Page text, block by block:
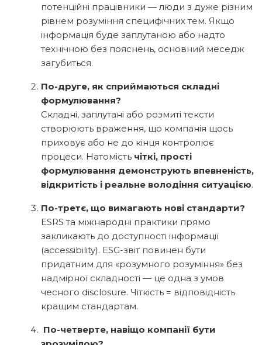
потенційні працівники — люди з дуже різним
рівнем розуміння специфічних тем. Якщо
інформація буде заплутаною або надто
технічною без пояснень, основний меседж
загубиться.
По-друге, як сприймаються складні
формулювання?
Складні, заплутані або розмиті тексти
створюють враження, що компанія щось
приховує або не до кінця контролює
процеси. Натомість чіткі, прості
формулювання демонструють впевненість,
відкритість і реальне володіння ситуацією.
По-третє, що вимагають нові стандарти?
ESRS та міжнародні практики прямо
закликають до доступності інформації
(accessibility). ESG-звіт повинен бути
придатним для «розумного розуміння» без
надмірної складності — це одна з умов
чесного disclosure. Чіткість = відповідність
кращим стандартам.
По-четверте, навіщо компанії бути